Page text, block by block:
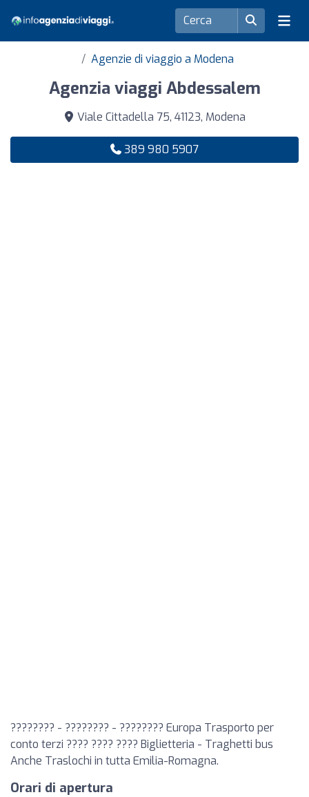
Agenzie di viaggio a Modena
Agenzia viaggi Abdessalem
Viale Cittadella 75, 41123, Modena
389 980 5907
???????? - ???????? - ???????? Europa Trasporto per
conto terzi ???? ???? ???? Biglietteria - Traghetti bus
Anche Traslochi in tutta Emilia-Romagna.
Orari di apertura